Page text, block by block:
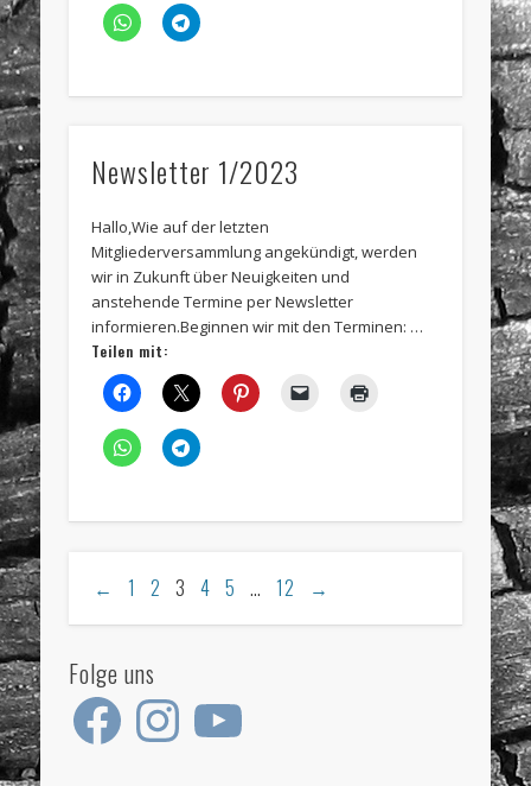
Newsletter 1/2023
Hallo,Wie auf der letzten
Mitgliederversammlung angekündigt, werden
wir in Zukunft über Neuigkeiten und
anstehende Termine per Newsletter
informieren.Beginnen wir mit den Terminen: …
Teilen mit:
← 1 2 3 4 5 … 12 →
Folge uns
Facebook Instagram